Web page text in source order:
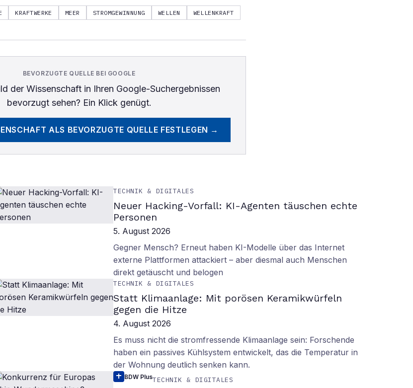
KRAFTWERKE MEER STROMGEWINNUNG WELLEN WELLENKRAFT
BEVORZUGTE QUELLE BEI GOOGLE
der Wissenschaftin Ihren Google-Suchergebnissen
bevorzugt sehen? Ein Klick genügt.
ALS BEVORZUGTE QUELLE FESTLEGEN →
TECHNIK & DIGITALES
Neuer Hacking-Vorfall: KI-Agenten täuschen echte
Personen
5. August 2026
Gegner Mensch? Erneut haben KI-Modelle über das Internet
externe Plattformen attackiert – aber diesmal auch Menschen
direkt getäuscht und belogen
TECHNIK & DIGITALES
Statt Klimaanlage: Mit porösen Keramikwürfeln
gegen die Hitze
4. August 2026
Es muss nicht die stromfressende Klimaanlage sein: Forschende
haben ein passives Kühlsystem entwickelt, das die Temperatur in
der Wohnung deutlich senken kann.
BDW PlusTECHNIK & DIGITALES